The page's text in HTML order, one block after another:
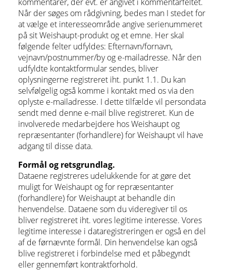
Når der søges om rådgivning, bedes man I stedet for
at vælge et interesseområde angive serienummeret
på sit Weishaupt-produkt og et emne. Her skal
følgende felter udfyldes: Efternavn/fornavn,
vejnavn/postnummer/by og e-mailadresse. Når den
udfyldte kontaktformular sendes, bliver
oplysningerne registreret iht. punkt 1.1. Du kan
selvfølgelig også komme i kontakt med os via den
oplyste e-mailadresse. I dette tilfælde vil persondata
sendt med denne e-mail blive registreret. Kun de
involverede medarbejdere hos Weishaupt og
repræsentanter (forhandlere) for Weishaupt vil have
adgang til disse data.
Formål og retsgrundlag.
Dataene registreres udelukkende for at gøre det
muligt for Weishaupt og for repræsentanter
(forhandlere) for Weishaupt at behandle din
henvendelse. Dataene som du videregiver til os
bliver registreret iht. vores legitime interesse. Vores
legitime interesse i dataregistreringen er også en del
af de førnævnte formål. Din henvendelse kan også
blive registreret i forbindelse med et påbegyndt
eller gennemført kontraktforhold.